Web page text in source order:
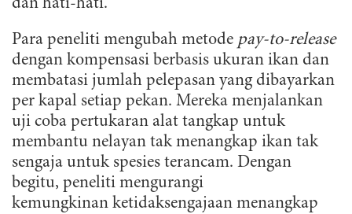
dan hati-hati.
Para peneliti mengubah metode pay-to-release
dengan kompensasi berbasis ukuran ikan dan
membatasi jumlah pelepasan yang dibayarkan
per kapal setiap pekan. Mereka menjalankan
uji coba pertukaran alat tangkap untuk
membantu nelayan tak menangkap ikan tak
sengaja untuk spesies terancam. Dengan
begitu, peneliti mengurangi
kemungkinan ketidaksengajaan menangkap